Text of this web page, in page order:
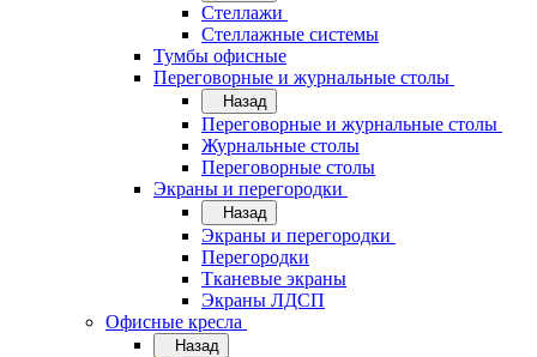
Стеллажи
Стеллажные системы
Тумбы офисные
Переговорные и журнальные столы
Назад
Переговорные и журнальные столы
Журнальные столы
Переговорные столы
Экраны и перегородки
Назад
Экраны и перегородки
Перегородки
Тканевые экраны
Экраны ЛДСП
Офисные кресла
Назад